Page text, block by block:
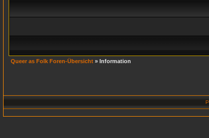
Queer as Folk Foren-Übersicht » Information